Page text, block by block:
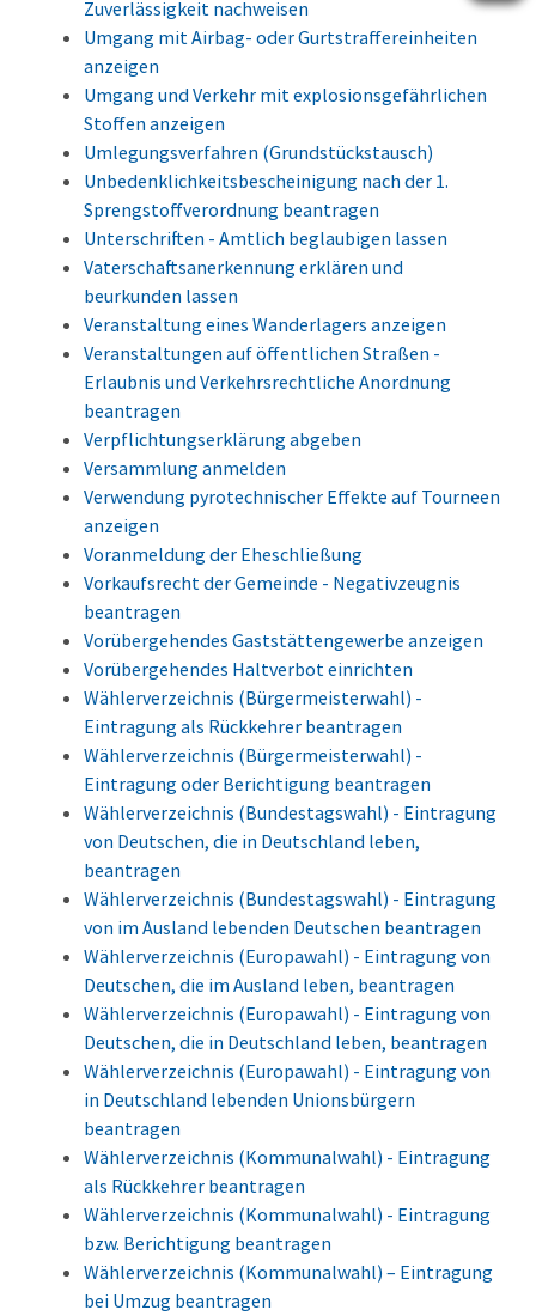
Zuverlässigkeit nachweisen
Umgang mit Airbag- oder Gurtstraffereinheiten
anzeigen
Umgang und Verkehr mit explosionsgefährlichen
Stoffen anzeigen
Umlegungsverfahren (Grundstückstausch)
Unbedenklichkeitsbescheinigung nach der 1.
Sprengstoffverordnung beantragen
Unterschriften - Amtlich beglaubigen lassen
Vaterschaftsanerkennung erklären und
beurkunden lassen
Veranstaltung eines Wanderlagers anzeigen
Veranstaltungen auf öffentlichen Straßen -
Erlaubnis und Verkehrsrechtliche Anordnung
beantragen
Verpflichtungserklärung abgeben
Versammlung anmelden
Verwendung pyrotechnischer Effekte auf Tourneen
anzeigen
Voranmeldung der Eheschließung
Vorkaufsrecht der Gemeinde - Negativzeugnis
beantragen
Vorübergehendes Gaststättengewerbe anzeigen
Vorübergehendes Haltverbot einrichten
Wählerverzeichnis (Bürgermeisterwahl) -
Eintragung als Rückkehrer beantragen
Wählerverzeichnis (Bürgermeisterwahl) -
Eintragung oder Berichtigung beantragen
Wählerverzeichnis (Bundestagswahl) - Eintragung
von Deutschen, die in Deutschland leben,
beantragen
Wählerverzeichnis (Bundestagswahl) - Eintragung
von im Ausland lebenden Deutschen beantragen
Wählerverzeichnis (Europawahl) - Eintragung von
Deutschen, die im Ausland leben, beantragen
Wählerverzeichnis (Europawahl) - Eintragung von
Deutschen, die in Deutschland leben, beantragen
Wählerverzeichnis (Europawahl) - Eintragung von
in Deutschland lebenden Unionsbürgern
beantragen
Wählerverzeichnis (Kommunalwahl) - Eintragung
als Rückkehrer beantragen
Wählerverzeichnis (Kommunalwahl) - Eintragung
bzw. Berichtigung beantragen
Wählerverzeichnis (Kommunalwahl) – Eintragung
bei Umzug beantragen